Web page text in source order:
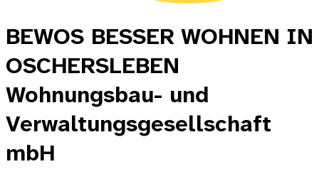
BEWOS BESSER WOHNEN IN
OSCHERSLEBEN
Wohnungsbau- und
Verwaltungsgesellschaft
mbH